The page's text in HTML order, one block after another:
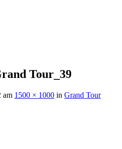
Tour_39
am 1500 × 1000 in Grand Tour